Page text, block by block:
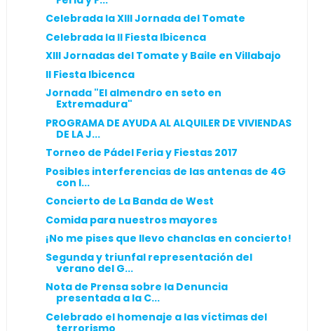
Celebrada la XIII Jornada del Tomate
Celebrada la II Fiesta Ibicenca
XIII Jornadas del Tomate y Baile en Villabajo
II Fiesta Ibicenca
Jornada "El almendro en seto en
Extremadura"
PROGRAMA DE AYUDA AL ALQUILER DE VIVIENDAS
DE LA J...
Torneo de Pádel Feria y Fiestas 2017
Posibles interferencias de las antenas de 4G
con l...
Concierto de La Banda de West
Comida para nuestros mayores
¡No me pises que llevo chanclas en concierto!
Segunda y triunfal representación del
verano del G...
Nota de Prensa sobre la Denuncia
presentada a la C...
Celebrado el homenaje a las víctimas del
terrorismo